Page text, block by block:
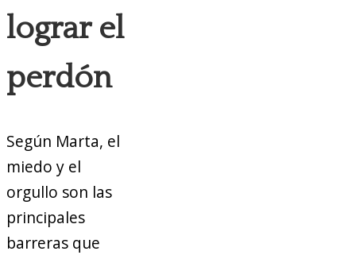
lograr el
perdón
Según Marta, el
miedo y el
orgullo son las
principales
barreras que